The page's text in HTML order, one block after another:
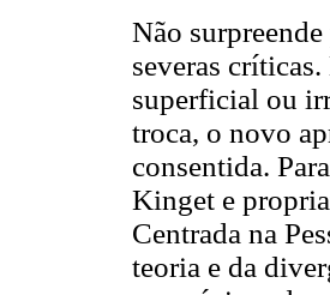
Não
severas
superficial ou
troca, o novo
consentida.
Kinget e
Centrada na
teoria e da